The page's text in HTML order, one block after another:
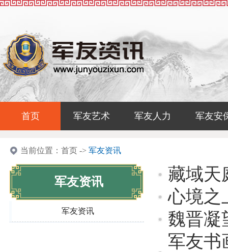
首页 军友艺术 军友人力 军友安
当前位置： 首页 -> 军友资讯
军友资讯
军友资讯
藏域天
心境之
魏晋凝
军友书